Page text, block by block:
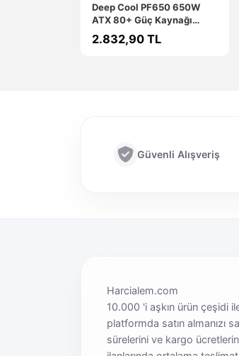
Deep Cool PF650 650W
ATX 80+ Güç Kaynağı
PF650
2.832,90 TL
Güvenli Alışveriş
Harcialem.com
10.000 'i aşkın ürün çeşidi
platformda satın almanızı
sürelerini ve kargo